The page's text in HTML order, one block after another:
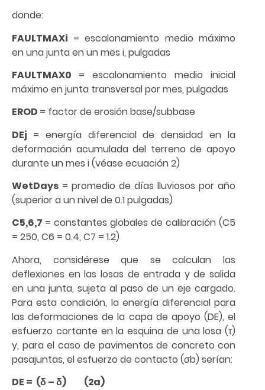
donde:
FAULTMAXi = escalonamiento medio máximo
en una junta en un mes i, pulgadas
FAULTMAX0 = escalonamiento medio inicial
máximo en junta transversal por mes, pulgadas
EROD = factor de erosión base/subbase
DEj = energía diferencial de densidad en la
deformación acumulada del terreno de apoyo
durante un mes i (véase ecuación 2)
WetDays = promedio de días lluviosos por año
(superior a un nivel de 0.1 pulgadas)
C5,6,7 = constantes globales de calibración (C5
= 250, C6 = 0.4, C7 = 1.2)
Ahora, considérese que se calculan las
deflexiones en las losas de entrada y de salida
en una junta, sujeta al paso de un eje cargado.
Para esta condición, la energía diferencial para
las deformaciones de la capa de apoyo (DE), el
esfuerzo cortante en la esquina de una losa (τ)
y, para el caso de pavimentos de concreto con
pasajuntas, el esfuerzo de contacto (σb) serían:
DE = (δ – δ) (2a)